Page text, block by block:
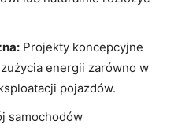
Projekty koncepcyjne
energii zarówno w
pojazdów.
samochodów